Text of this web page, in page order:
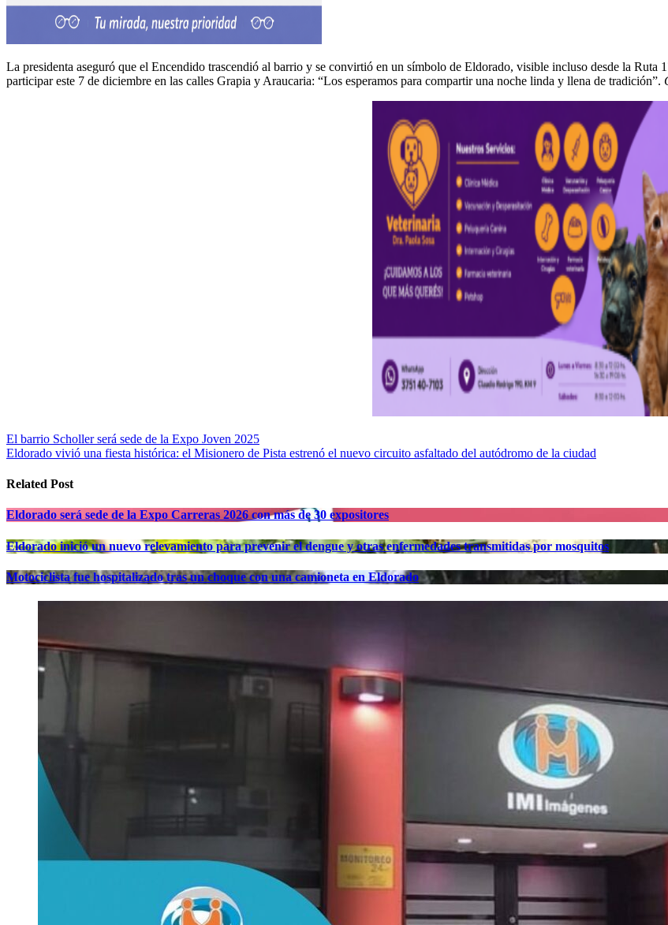
La pres­i­den­ta ase­guró que el Encen­di­do trascendió al bar­rio y se con­vir­tió en un sím­bo­lo de Eldo­ra­do, vis­i­ble inclu­so des­de la
par­tic­i­par este 7 de diciem­bre en las calles Grapia y Arau­caria: “Los esper­amos para com­par­tir una noche lin­da y llena de tradi­ción”.
Navegación
de
entradas
El barrio Scholler será sede de la Expo Joven 2025
Eldorado vivió una fiesta histórica: el Misionero de Pista estrenó el nuevo circuito asfaltado del autódromo de la ciudad
Related Post
Eldorado será sede de la Expo Carreras 2026 con más de 30 expositores
Eldorado inició un nuevo relevamiento para prevenir el dengue y otras enfermedades transmitidas por mosquitos
Motociclista fue hospitalizado tras un choque con una camioneta en Eldorado